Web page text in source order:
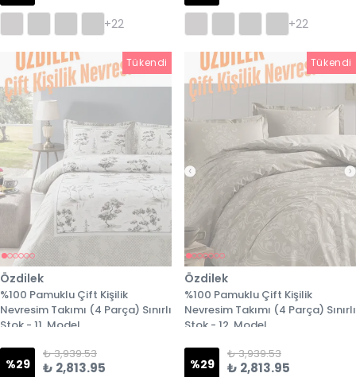
+22 +22
Tükendi Tükendi
Özdilek
%100 Pamuklu Çift Kişilik
Nevresim Takımı (4 Parça) Sınırlı
Stok - 11. Model
%29
₺ 3,939.53
₺ 2,813.95
Tükendi
Özdilek
%100 Pamuklu Çift Kişilik
Nevresim Takımı (4 Parça) Sınırlı
Stok - 12. Model
%29
₺ 3,939.53
₺ 2,813.95